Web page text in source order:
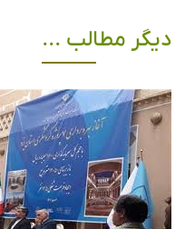
دیگر مطالب ...